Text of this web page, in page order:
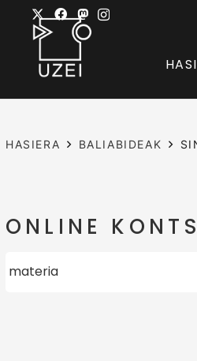
HASIERA BALIABIDEAK
ONLINE